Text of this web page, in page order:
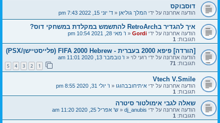
דוסבוקס
הודעה אחרונה על ידי המלך גוליאן«ד' יוני 15, 2022 7:43 pm
איך להגדיר בRetroArch להתשמש במקלדת במשחקי דוס?
הודעה אחרונה על ידי Gordi
«ו' מאי 28, 2021 10:54 pm
תגובות: 1
[הורדה] פיפא 2000 בעברית - FIFA 2000 Hebrew (פלייסטיישן/PSX)
הודעה אחרונה על ידי רועי לוי«ו' נובמבר 13, 2020 11:01 am
תגובות: 71
2
3
4
5
Vtech V.Smile
הודעה אחרונה על ידי איתיחובבהוגו«ו' יולי 31, 2020 8:55 pm
תגובות: 1
שאלה לגבי אימולטור סיטרה
הודעה אחרונה על ידי dj_anubis
«ש' אפריל 25, 2020 11:20 am
תגובות: 1